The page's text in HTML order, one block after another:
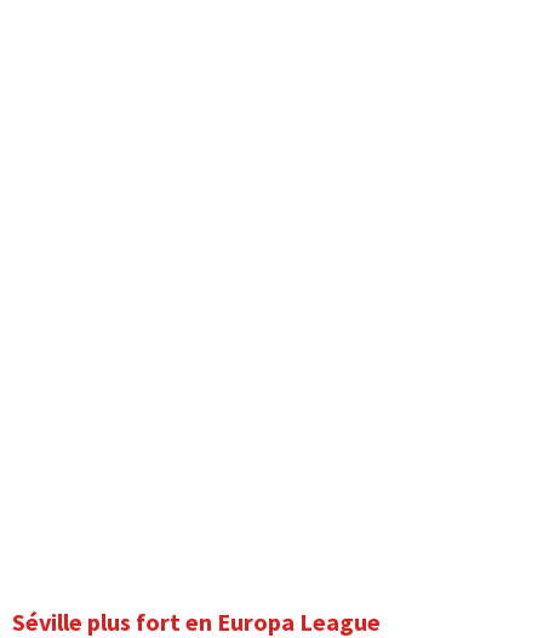
Séville plus fort en Europa League